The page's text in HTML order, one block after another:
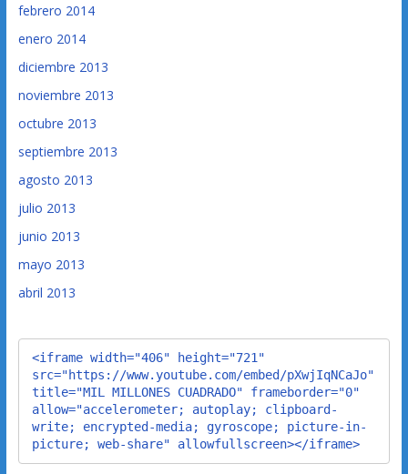
febrero 2014
enero 2014
diciembre 2013
noviembre 2013
octubre 2013
septiembre 2013
agosto 2013
julio 2013
junio 2013
mayo 2013
abril 2013
<iframe width="406" height="721"
src="https://www.youtube.com/embed/pXwjIqNCaJo"
title="MIL MILLONES CUADRADO" frameborder="0"
allow="accelerometer; autoplay; clipboard-
write; encrypted-media; gyroscope; picture-in-
picture; web-share" allowfullscreen></iframe>